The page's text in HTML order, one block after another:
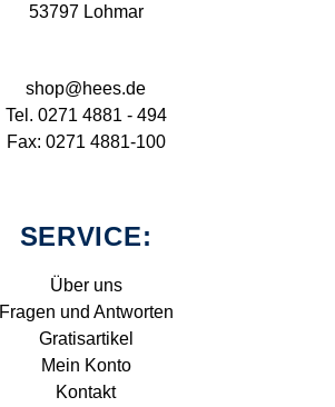
53797 Lohmar
shop@hees.de
Tel. 0271 4881 - 494
Fax: 0271 4881-100
SERVICE:
Über uns
Fragen und Antworten
Gratisartikel
Mein Konto
Kontakt